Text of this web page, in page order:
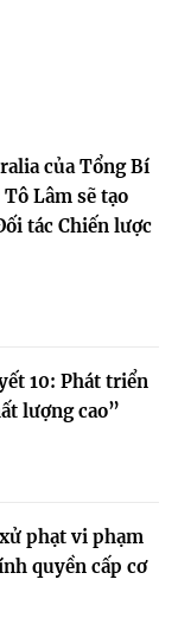
của Tổng Bí
Lâm sẽ tạo
tác Chiến lược
10: Phát triển
lượng cao”
phạt vi phạm
quyền cấp cơ